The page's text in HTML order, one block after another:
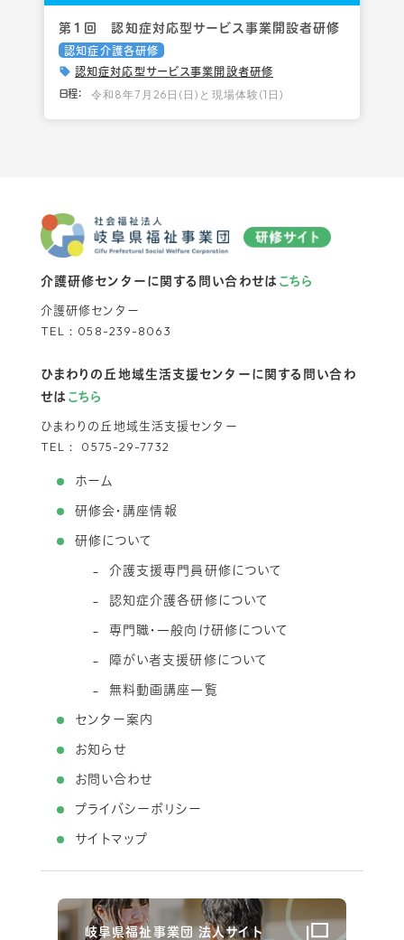
第１回 認知症対応型サービス事業開設者研修
認知症介護各研修
認知症対応型サービス事業開設者研修
日程： 令和8年7月26日(日)と現場体験(1日)
介護研修センターに関する問い合わせは こちら
介護研修センター
TEL： 058-239-8063
ひまわりの丘地域生活支援センターに関する問い合わ
せは こちら
ひまわりの丘地域生活支援センター
TEL： 0575-29-7732
ホーム
研修会・講座情報
研修について
介護支援専門員研修について
認知症介護各研修について
専門職・一般向け研修について
障がい者支援研修について
無料動画講座一覧
センター案内
お知らせ
お問い合わせ
プライバシーポリシー
サイトマップ
岐阜県福祉事業団 法人サイト